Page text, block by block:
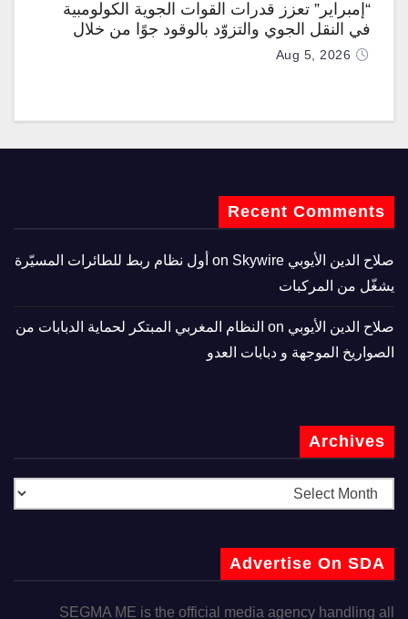
“إمبراير” تعزز قدرات القوات الجوية الكولومبية
في النقل الجوي والتزوّد بالوقود جوًا من خلال
تزويدها بطائرتي “كيه سي-390 ميلينيوم”
Aug 5, 2026
Recent Comments
صلاح الدين الأيوبي
Skywire أول نظام ربط للطائرات المسيّرة
يشغّل من المركبات
صلاح الدين الأيوبي
النظام المغربي المبتكر لحماية الدبابات من
الصواريخ الموجهة و دبابات العدو
Archives
Advertise On SDA
SEGMA ME is the official media agency handling all